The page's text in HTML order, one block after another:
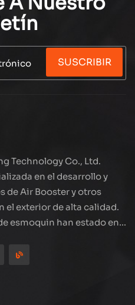
SUSCRIBIR
Technology Co., Ltd.
en el desarrollo y
de Air Booster y otros
el exterior de alta calidad.
esmoquin han estado en
de la ciudad costera:
se exportan a más de 80
calidad ha ganado
Subang